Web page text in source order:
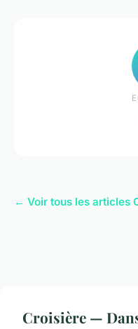
← Voir tous les articles
Croisière —